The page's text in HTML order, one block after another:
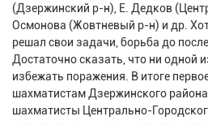
(Дзержинский р-н), Е. Дедков
Осмонова (Жовтневый р-н) и др.
решал свои задачи, борьба до
Достаточно сказать, что ни одной
избежать поражения. В итоге
шахматистам Дзержинского
шахматисты Центрально-